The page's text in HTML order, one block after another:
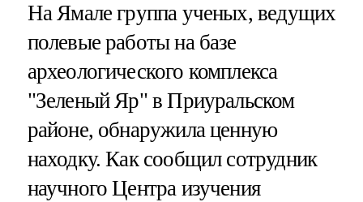
На Ямале группа ученых, ведущих
полевые работы на базе
археологического комплекса
"Зеленый Яр" в Приуральском
районе, обнаружила ценную
находку. Как сообщил сотрудник
научного Центра изучения